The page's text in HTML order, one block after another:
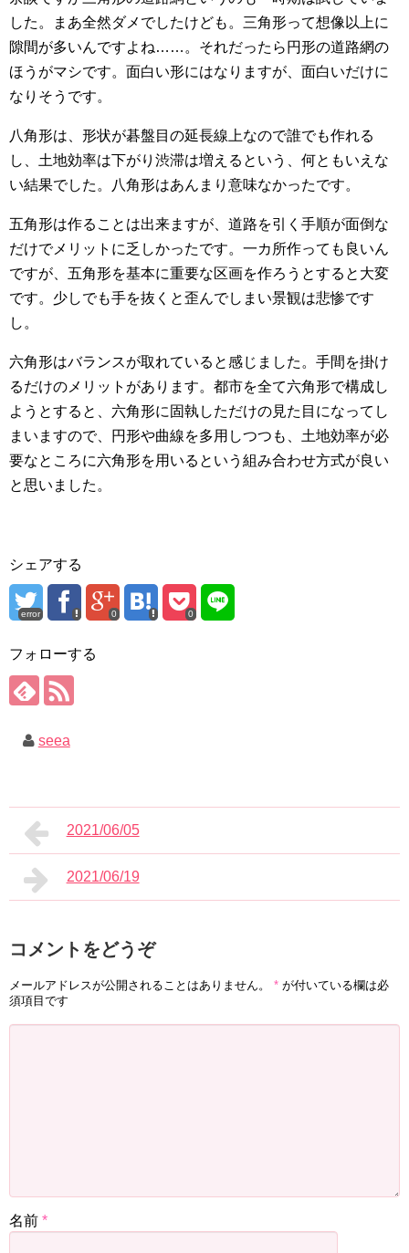
した。まあ全然ダメでしたけども。三角形って想像以上に
隙間が多いんですよね……。それだったら円形の道路網の
ほうがマシです。面白い形にはなりますが、面白いだけに
なりそうです。
八角形は、形状が碁盤目の延長線上なので誰でも作れる
し、土地効率は下がり渋滞は増えるという、何ともいえな
い結果でした。八角形はあんまり意味なかったです。
五角形は作ることは出来ますが、道路を引く手順が面倒な
だけでメリットに乏しかったです。一カ所作っても良いん
ですが、五角形を基本に重要な区画を作ろうとすると大変
です。少しでも手を抜くと歪んでしまい景観は悲惨です
し。
六角形はバランスが取れていると感じました。手間を掛け
るだけのメリットがあります。都市を全て六角形で構成し
ようとすると、六角形に固執しただけの見た目になってし
まいますので、円形や曲線を多用しつつも、土地効率が必
要なところに六角形を用いるという組み合わせ方式が良い
と思いました。
シェアする
error 0 0
フォローする
seea
2021/06/05
2021/06/19
コメントをどうぞ
メールアドレスが公開されることはありません。 * が付いている欄は必
須項目です
名前 *